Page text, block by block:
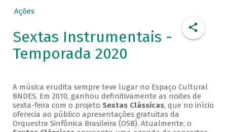
Ações
Sextas Instrumentais -
Temporada 2020
A música erudita sempre teve lugar no Espaço Cultural
BNDES. Em 2010, ganhou definitivamente as noites de
sexta-feira com o projeto Sextas Clássicas, que no início
oferecia ao público apresentações gratuitas da
Orquestra Sinfônica Brasileira (OSB). Atualmente, o